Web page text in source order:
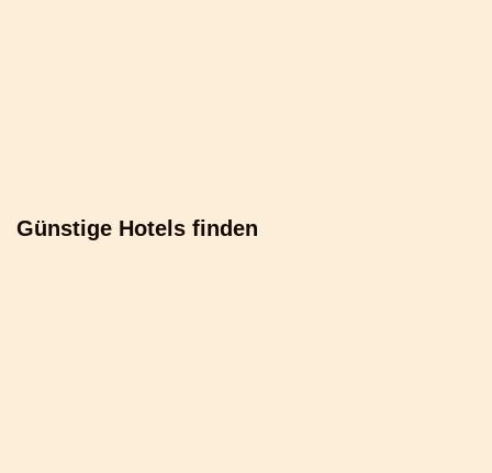
Günstige Hotels finden